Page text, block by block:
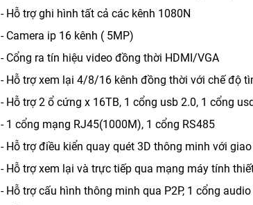
- Hỗ trợ ghi hình tất cả các kênh 1080N
- Camera ip 16 kênh ( 5MP)
- Cổng ra tín hiệu video đồng thời HDMI/VGA
- Hỗ trợ xem lại 4/8/16 kênh đồng thời với chế độ
- Hỗ trợ 2 ổ cứng x 16TB, 1 cổng usb 2.0, 1 cổng
- 1 cổng mạng RJ45(1000M), 1 cổng RS485
- Hỗ trợ điều kiển quay quét 3D thông minh với
- Hỗ trợ xem lại và trực tiếp qua mạng máy tính
- Hỗ trợ cấu hình thông minh qua P2P, 1 cổng